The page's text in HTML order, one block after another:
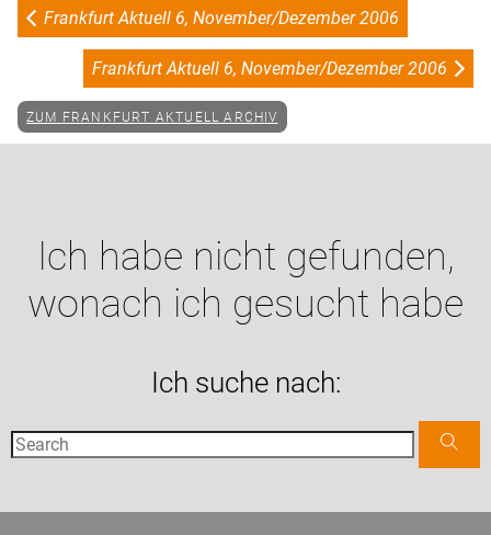
Frankfurt Aktuell 6, November/Dezember 2006
Frankfurt Aktuell 6, November/Dezember 2006
ZUM FRANKFURT AKTUELL ARCHIV
Ich habe nicht gefunden,
wonach ich gesucht habe
Ich suche nach: